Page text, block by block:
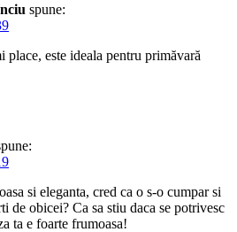
spune:
place, este ideala pentru primăvară
si eleganta, cred ca o s-o cumpar si
de obicei? Ca sa stiu daca se potrivesc
ta e foarte frumoasa!